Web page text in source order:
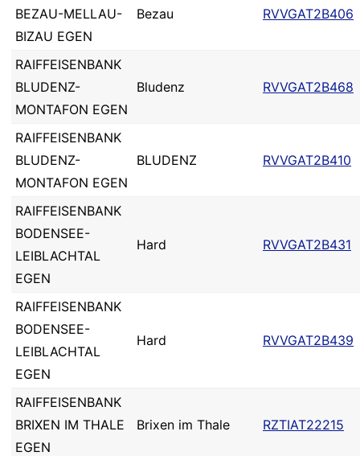
BEZAU-MELLAU-
BIZAU EGEN
Bezau RVVGAT2B406
RAIFFEISENBANK
BLUDENZ-
MONTAFON EGEN
Bludenz RVVGAT2B468
RAIFFEISENBANK
BLUDENZ-
MONTAFON EGEN
BLUDENZ RVVGAT2B410
RAIFFEISENBANK
BODENSEE-
LEIBLACHTAL
EGEN
Hard RVVGAT2B431
RAIFFEISENBANK
BODENSEE-
LEIBLACHTAL
EGEN
Hard RVVGAT2B439
RAIFFEISENBANK
BRIXEN IM THALE
EGEN
Brixen im Thale RZTIAT22215